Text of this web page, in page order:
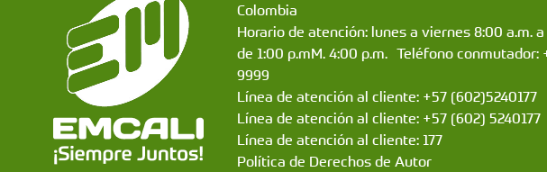
Colombia
Horario de atención: lunes a viernes 8:00 a.m. a
de 1:00 p.mM. 4:00 p.m. Teléfono conmutador:
9999
Línea de atención al cliente: +57 (602)5240177
Línea de atención al cliente: +57 (602) 5240177
Línea de atención al cliente: 177
Política de Derechos de Autor